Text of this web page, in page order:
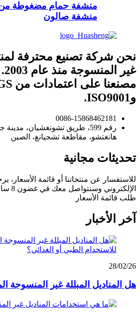
منشفة حمام مضغوطة
منشفة صالون
نحن شركة تصنيع محترفة
وISO9001.
0086-15868462181
رقم 599، طريق تشونغشيان،
هانغتشو، مقاطعة تشجيانغ، الصين
تحديثات مجانية
للاستفسار عن منتجاتنا أو قائمة الأسعار،
الإلكتروني وسنتواصل معك في غضون 8 ساعات.
طلب قائمة الأسعار
آخر الأخبار
28/02/26
هل المناديل المبللة غير المنسوجة